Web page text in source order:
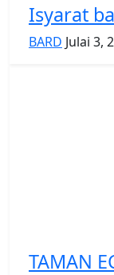
Isyarat
BARD Julai 3,
TAMAN